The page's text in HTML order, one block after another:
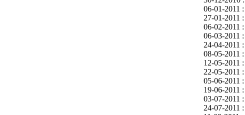
06-01-2011 :
27-01-2011 :
06-02-2011 :
06-03-2011 :
24-04-2011 :
08-05-2011 :
12-05-2011 :
22-05-2011 :
05-06-2011 :
19-06-2011 :
03-07-2011 :
24-07-2011 :